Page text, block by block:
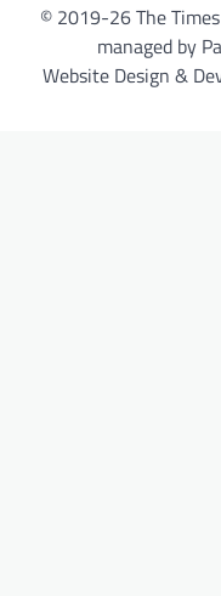
© 2019-26 The
managed by
Website Design &